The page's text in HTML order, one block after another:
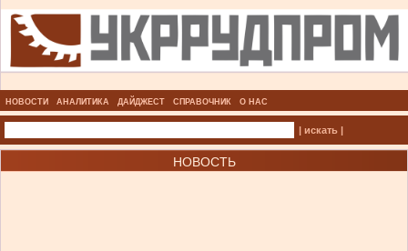
НОВОСТИ АНАЛИТИКА ДАЙДЖЕСТ СПРАВОЧНИК О НАС
| искать |
НОВОСТЬ